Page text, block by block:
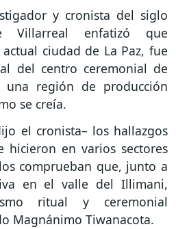
y cronista del siglo
Villarreal enfatizó que
ciudad de La Paz, fue
del centro ceremonial de
región de producción
se creía.
el cronista– los hallazgos
hicieron en varios sectores
comprueban que, junto a
en el valle del Illimani,
ritual y ceremonial
Magnánimo Tiwanacota.